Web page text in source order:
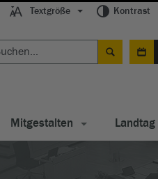
Textgröße Kontrast
Mitgestalten Landtag